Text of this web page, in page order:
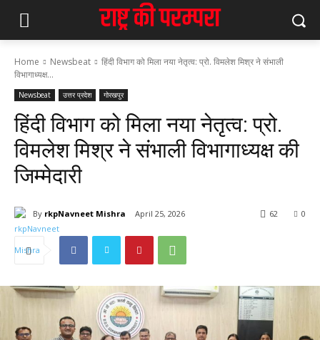
Home Newsbeat
हिंदी विभाग को मिला नया नेतृत्व: प्रो. विमलेश मिश्र ने संभाली
विभागाध्यक्ष...
Newsbeat उत्तर प्रदेश गोरखपुर
हिंदी विभाग को मिला नया नेतृत्व: प्रो.
विमलेश मिश्र ने संभाली विभागाध्यक्ष की
जिम्मेदारी
By rkpNavneet Mishra April 25, 2026 0
62